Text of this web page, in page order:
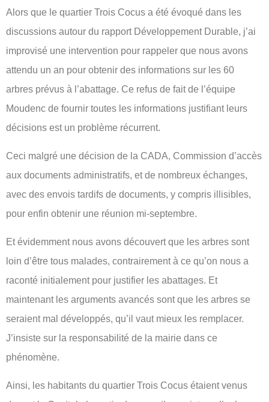
Alors que le quartier Trois Cocus a été évoqué dans les
discussions autour du rapport Développement Durable, j’ai
improvisé une intervention pour rappeler que nous avons
attendu un an pour obtenir des informations sur les 60
arbres prévus à l’abattage. Ce refus de fait de l’équipe
Moudenc de fournir toutes les informations justifiant leurs
décisions est un problème récurrent.
Ceci malgré une décision de la CADA, Commission d’accès
aux documents administratifs, et de nombreux échanges,
avec des envois tardifs de documents, y compris illisibles,
pour enfin obtenir une réunion mi-septembre.
Et évidemment nous avons découvert que les arbres sont
loin d’être tous malades, contrairement à ce qu’on nous a
raconté initialement pour justifier les abattages. Et
maintenant les arguments avancés sont que les arbres se
seraient mal développés, qu’il vaut mieux les remplacer.
J’insiste sur la responsabilité de la mairie dans ce
phénomène.
Ainsi, les habitants du quartier Trois Cocus étaient venus